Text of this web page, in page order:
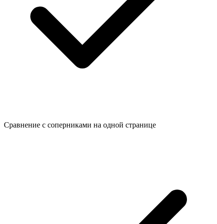
Сравнение с соперниками на одной странице